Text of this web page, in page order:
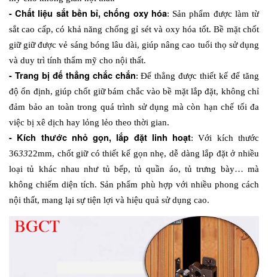
- Chất liệu sắt bền bỉ, chống oxy hóa: Sản phẩm được làm từ
sắt cao cấp, có khả năng chống gỉ sét và oxy hóa tốt. Bề mặt chốt
giữ giữ được vẻ sáng bóng lâu dài, giúp nâng cao tuổi thọ sử dụng
và duy trì tính thẩm mỹ cho nội thất.
- Trang bị đế thẳng chắc chắn: Đế thẳng được thiết kế để tăng
độ ổn định, giúp chốt giữ bám chắc vào bề mặt lắp đặt, không chỉ
đảm bảo an toàn trong quá trình sử dụng mà còn hạn chế tối đa
việc bị xê dịch hay lỏng lẻo theo thời gian.
- Kích thước nhỏ gọn, lắp đặt linh hoạt: Với kích thước
363322mm, chốt giữ có thiết kế gọn nhẹ, dễ dàng lắp đặt ở nhiều
loại tủ khác nhau như tủ bếp, tủ quần áo, tủ trưng bày… mà
không chiếm diện tích. Sản phẩm phù hợp với nhiều phong cách
nội thất, mang lại sự tiện lợi và hiệu quả sử dụng cao.